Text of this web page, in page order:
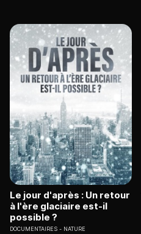
Le jour d'après : Un retour
à l'ère glaciaire est-il
possible ?
DOCUMENTAIRES NATURE